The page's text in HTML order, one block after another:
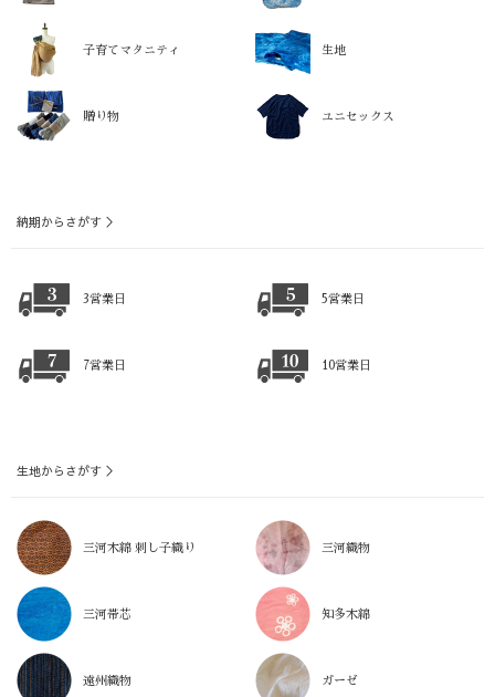
子育てマタニティ 生地
贈り物 ユニセックス
納期からさがす ＞
3営業日 5営業日
7営業日 10営業日
生地からさがす ＞
三河木綿 刺し子織り 三河織物
三河帯芯 知多木綿
遠州織物 ガーゼ